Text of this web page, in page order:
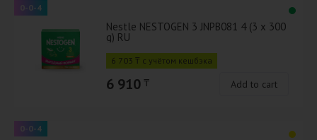
0-0-4
Nestle NESTOGEN 3 JNPB081 4 (3 x 300
g) RU
6 703 ₸ с учётом кешбэка
6 910 ₸ Add to cart
0-0-4